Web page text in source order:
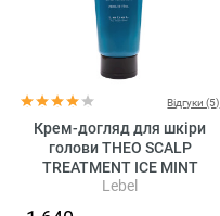
Відгуки (5)
Крем-догляд для шкіри
голови THEO SCALP
TREATMENT ICE MINT
Lebel